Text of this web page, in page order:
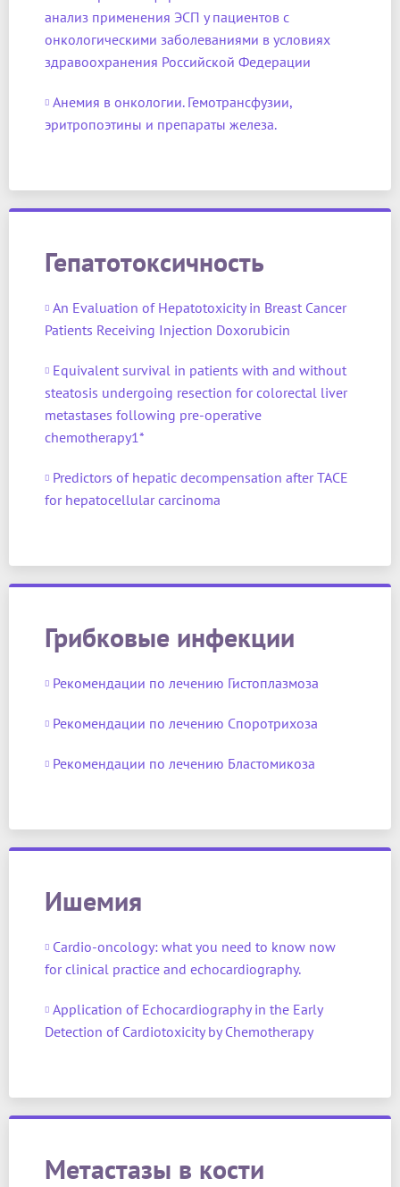
анализ применения ЭСП у пациентов с
онкологическими заболеваниями в условиях
здравоохранения Российской Федерации
Анемия в онкологии. Гемотрансфузии,
эритропоэтины и препараты железа.
Гепатотоксичность
An Evaluation of Hepatotoxicity in Breast Cancer
Patients Receiving Injection Doxorubicin
Equivalent survival in patients with and without
steatosis undergoing resection for colorectal liver
metastases following pre-operative
chemotherapy1*
Predictors of hepatic decompensation after TACE
for hepatocellular carcinoma
Грибковые инфекции
Рекомендации по лечению Гистоплазмоза
Рекомендации по лечению Споротрихоза
Рекомендации по лечению Бластомикоза
Ишемия
Cardio-oncology: what you need to know now
for clinical practice and echocardiography.
Application of Echocardiography in the Early
Detection of Cardiotoxicity by Chemotherapy
Метастазы в кости